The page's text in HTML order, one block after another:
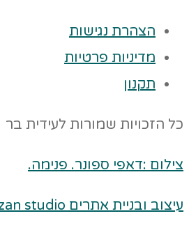
הצהרת נגישות
מדיניות פרטיות
תקנון
כל הזכויות שמורות לעידית בר
צילום :דאפי ספונר. פנימה.
עיצוב ובניית אתרים Made with ❤ hazan studio